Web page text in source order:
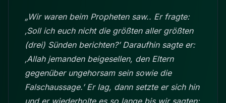
„Wir waren beim Propheten saw.. Er fragte:
‚Soll ich euch nicht die größten aller größten
(drei) Sünden berichten?’ Daraufhin sagte er:
‚Allah jemanden beigesellen, den Eltern
gegenüber ungehorsam sein sowie die
Falschaussage.’ Er lag, dann setzte er sich hin